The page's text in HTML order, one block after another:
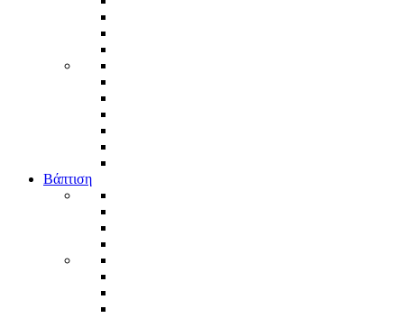
Βάπτιση